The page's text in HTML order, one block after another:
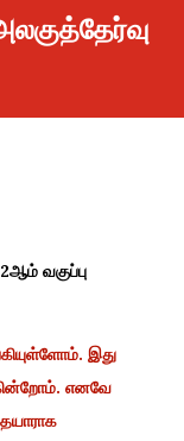
வகுப்பு
இது
எனவே